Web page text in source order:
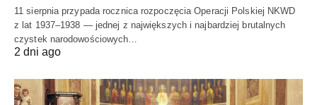
11 sierpnia przypada rocznica rozpoczęcia Operacji Polskiej NKWD
z lat 1937–1938 — jednej z największych i najbardziej brutalnych
czystek narodowościowych…
2 dni ago